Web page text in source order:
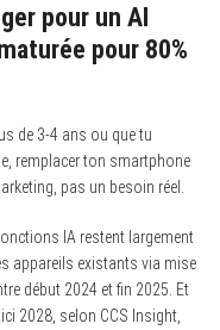
pour un AI
pour 80%
de 3-4 ans ou que tu
remplacer ton smartphone
pas un besoin réel.
IA restent largement
appareils existants via mise
début 2024 et fin 2025. Et
2028, selon CCS Insight,